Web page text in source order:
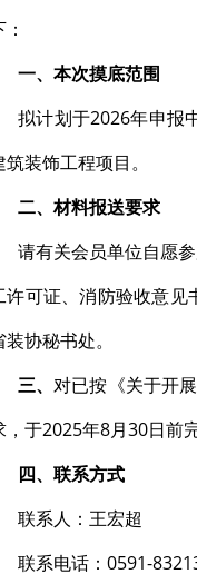
一、本次摸底范围
拟计划于2026年申报
筑装饰工程项目。
二、材料报送要求
请有关会员单位自愿
许可证、消防验收意见
装协秘书处。
三、对已按《关于开
，于2025年8月30日前
四、联系方式
联系人：王宏超
联系电话：0591-